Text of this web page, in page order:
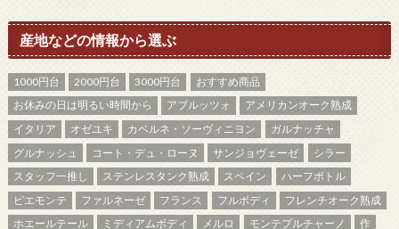
産地などの情報から選ぶ
1000円台 2000円台 3000円台
おすすめ商品
お休みの日は明るい時間から
アブルッツォ
アメリカンオーク熟成
イタリア
オゼユキ カベルネ・ソーヴィニヨン
ガルナッチャ
グルナッシュ
コート・デュ・ローヌ サンジョヴェーゼ
シラー
スタッフ一推し
ステンレスタンク熟成 スペイン
ハーフボトル
ピエモンテ
ファルネーゼ フランス フルボディ
フレンチオーク熟成
ホエールテール
ミディアムボディ メルロ モンテプルチャーノ
作